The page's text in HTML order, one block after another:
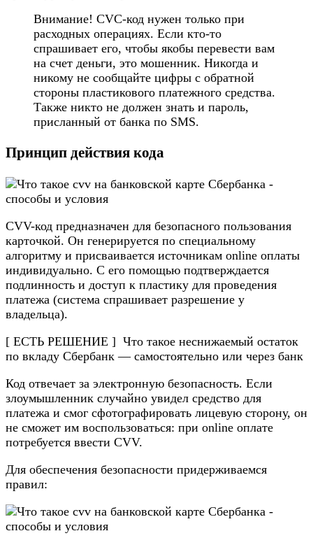
Внимание! CVC-код нужен только при
расходных операциях. Если кто-то
спрашивает его, чтобы якобы перевести вам
на счет деньги, это мошенник. Никогда и
никому не сообщайте цифры с обратной
стороны пластикового платежного средства.
Также никто не должен знать и пароль,
присланный от банка по SMS.
Принцип действия кода
CVV-код предназначен для безопасного пользования
карточкой. Он генерируется по специальному
алгоритму и присваивается источникам online оплаты
индивидуально. С его помощью подтверждается
подлинность и доступ к пластику для проведения
платежа (система спрашивает разрешение у
владельца).
[ ЕСТЬ РЕШЕНИЕ ] Что такое неснижаемый остаток
по вкладу Сбербанк — самостоятельно или через банк
Код отвечает за электронную безопасность. Если
злоумышленник случайно увидел средство для
платежа и смог сфотографировать лицевую сторону, он
не сможет им воспользоваться: при online оплате
потребуется ввести CVV.
Для обеспечения безопасности придерживаемся
правил: